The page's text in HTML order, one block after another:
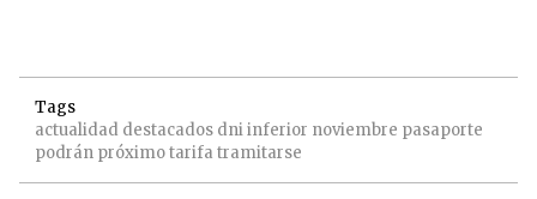
Tags
actualidad destacados dniinferior noviembre pasaporte
podrán próximotarifa tramitarse